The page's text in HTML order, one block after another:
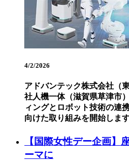
4/2/2026
アドバンテック株式会社（
社人機一体（滋賀県草津市
ィングとロボット技術の連
向けた取り組みを開始します
【国際女性デー企画】
ーマに